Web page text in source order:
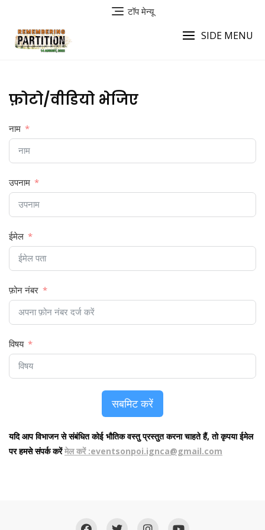
टॉप मेन्यू
SIDE MENU
फ़ोटो/वीडियो भेजिए
नाम
उपनाम
ईमेल
फ़ोन नंबर
विषय
सबमिट करें
यदि आप विभाजन से संबंधित कोई भौतिक वस्तु प्रस्तुत करना चाहते हैं, तो कृपया ईमेल
पर हमसे संपर्क करेंमेल करें :eventsonpoi.ignca@gmail.com